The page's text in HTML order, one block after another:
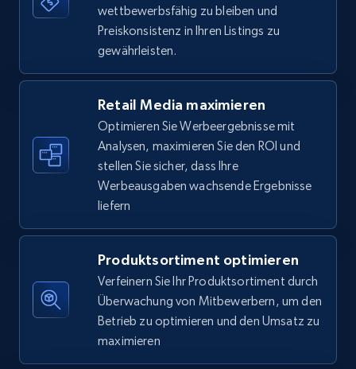
5.6K+ 876+ Jetzt anfangen
using specific category URL
URL, Final price, Sku, Currency, Gtin,
Specifications, Image urls, Top reviews, and
more.
876+
Walmart - products - Collects products by
specific keywords
URL, Final price, Sku, Currency, Gtin,
wettbewerbsfähig zu bleiben und
Preiskonsistenz in Ihren Listings zu
gewährleisten.
Retail Media maximieren
Optimieren Sie Werbeergebnisse mit
Analysen, maximieren Sie den ROI und
stellen Sie sicher, dass Ihre
Werbeausgaben wachsende Ergebnisse
liefern
Produktsortiment optimieren
Verfeinern Sie Ihr Produktsortiment durch
Überwachung von Mitbewerbern, um den
Betrieb zu optimieren und den Umsatz zu
maximieren